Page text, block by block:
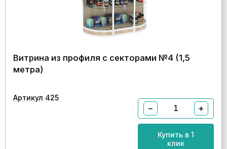
Витрина из профиля с секторами №4 (1,5
метра)
Артикул 425
− +
Купить в 1
клик